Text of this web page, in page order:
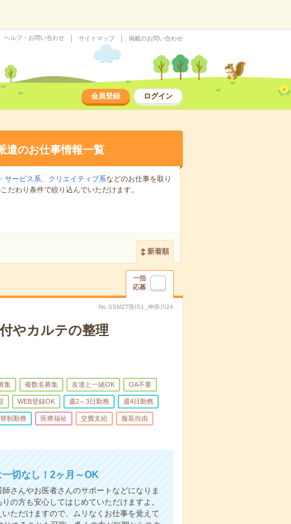
ヘルプ・お問い合わせ サイトマップ 掲載のお問い合わせ
会員登録 ログイン
遣のお仕事情報一覧
サービス系、 クリエイティブ系などのお仕事を取り
だわり条件で絞り込んでいただけます。
新着順
一括
応募
No.SSMZT医IS1_神奈川24
やカルテの整理
集 複数名募集 友達と一緒OK OA不要
WEB登録OK 週2～3日勤務 週4日勤務
制勤務 医療福祉 交費支給 服装自由
切なし！2ヶ月～OK
さんやお医者さんのサポートなどになりま
の方も安心してはじめていただけますよ。
ただけますので、ムリなくお仕事を覚えて